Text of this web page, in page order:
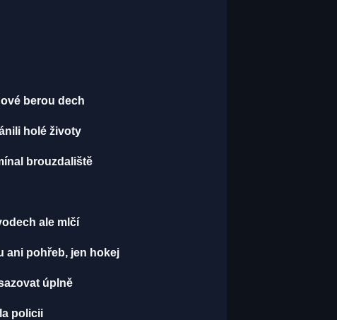
berou dech
holé životy
brouzdaliště
ale mlčí
ani pohřeb, jen hokej
úplně
policii